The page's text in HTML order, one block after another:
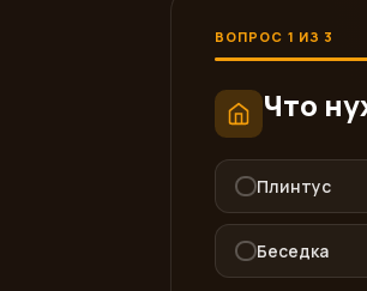
ВОПРОС 1 ИЗ 3
Что
Плинтус
Беседка